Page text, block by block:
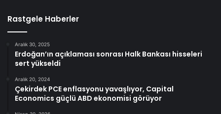
Rastgele Haberler
Aralık 30, 2025
Erdoğan’ın açıklaması sonrası Halk Bankası hisseleri
sert yükseldi
Aralık 20, 2024
Çekirdek PCE enflasyonu yavaşlıyor, Capital
Economics güçlü ABD ekonomisi görüyor